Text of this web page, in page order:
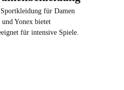
für Damen
Yonex bietet
für intensive Spiele.